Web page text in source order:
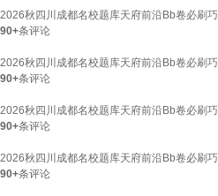
2026秋四川成都名校题库天府前沿Bb卷必刷
90+条评论
2026秋四川成都名校题库天府前沿Bb卷必刷
90+条评论
2026秋四川成都名校题库天府前沿Bb卷必刷
90+条评论
2026秋四川成都名校题库天府前沿Bb卷必刷
90+条评论